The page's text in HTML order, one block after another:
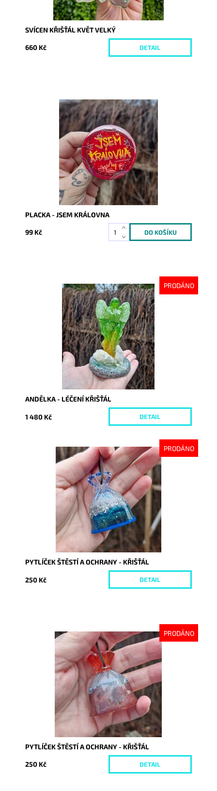
SVÍCEN KŘIŠŤÁL KVĚT VELKÝ
660 Kč DETAIL
Dostupnost:
Skladem
10150
PLACKA - JSEM KRÁLOVNA
99 Kč
PRODÁNO
Dostupnost:
Vyprodáno
10411
ANDĚLKA - LÉČENÍ KŘIŠŤÁL
1 480 Kč DETAIL
PRODÁNO
Dostupnost:
Vyprodáno
10461
PYTLÍČEK ŠTĚSTÍ A OCHRANY - KŘIŠŤÁL
250 Kč DETAIL
PRODÁNO
Dostupnost:
Vyprodáno
10462
PYTLÍČEK ŠTĚSTÍ A OCHRANY - KŘIŠŤÁL
250 Kč DETAIL